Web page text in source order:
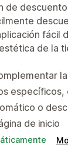
de
fácil
de la
o
de inicio